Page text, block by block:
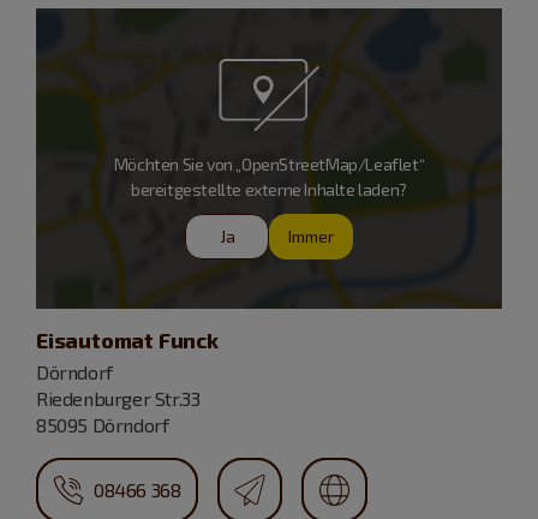
Möchten Sie von „OpenStreetMap/Leaflet“
bereitgestellte externe Inhalte laden?
Ja Immer
Eisautomat Funck
Dörndorf
Riedenburger Str.33
85095 Dörndorf
08466 368